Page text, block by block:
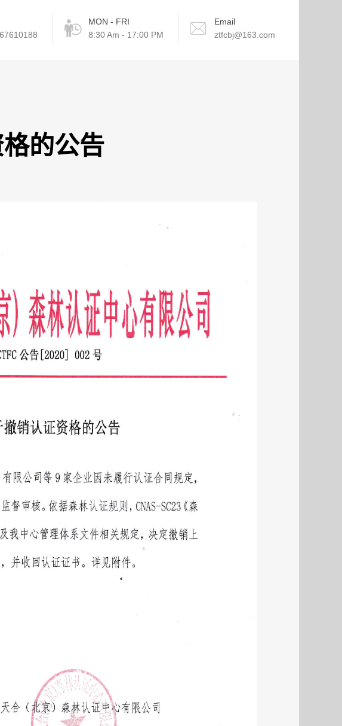
MON - FRI
8:30 Am - 17:00 PM
Email
ztfcbj@163.com
的公告